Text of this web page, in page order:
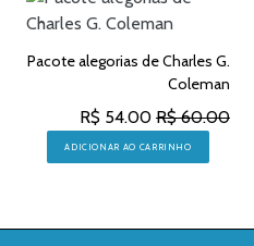
Pacote alegorias de Charles G.
Coleman
R$ 54.00 R$ 60.00
ADICIONAR AO CARRINHO